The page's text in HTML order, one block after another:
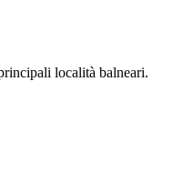
località balneari.